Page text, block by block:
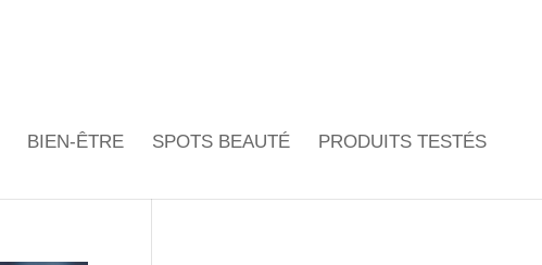
BIEN-ÊTRE SPOTS BEAUTÉ PRODUITS TESTÉS